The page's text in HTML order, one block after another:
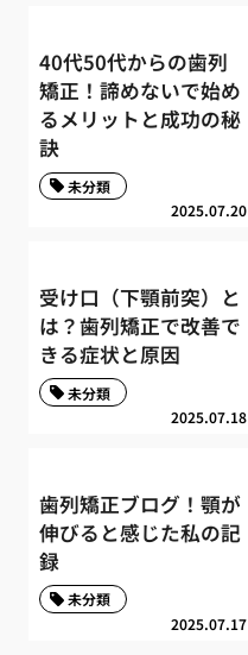
40代50代からの歯列
矯正！諦めないで始め
るメリットと成功の秘
訣
2025.07.20
未分類
受け口（下顎前突）と
は？歯列矯正で改善で
きる症状と原因
2025.07.18
未分類
歯列矯正ブログ！顎が
伸びると感じた私の記
録
2025.07.17
未分類